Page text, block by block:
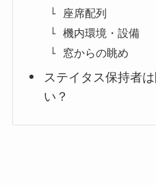
座席配列
機内環境・設備
窓からの眺め
ステイタス保持者
い？